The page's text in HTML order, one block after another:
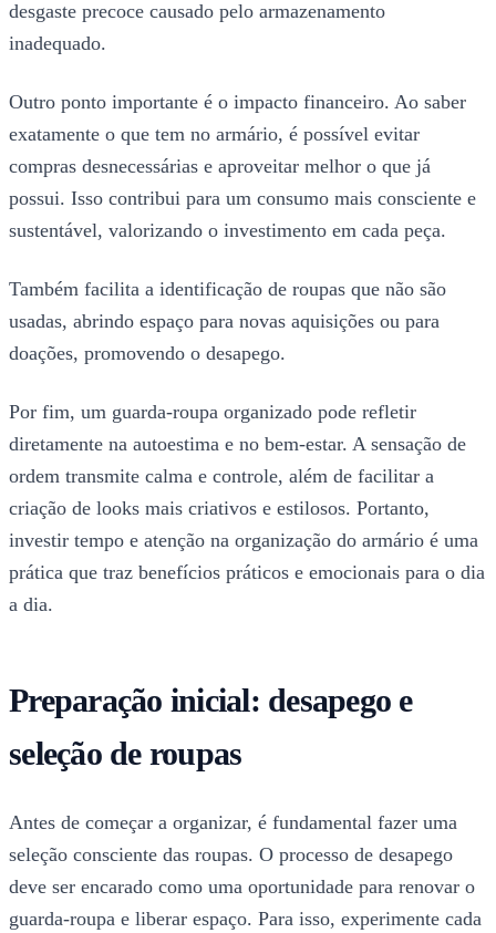
desgaste precoce causado pelo armazenamento
inadequado.
Outro ponto importante é o impacto financeiro. Ao saber
exatamente o que tem no armário, é possível evitar
compras desnecessárias e aproveitar melhor o que já
possui. Isso contribui para um consumo mais consciente e
sustentável, valorizando o investimento em cada peça.
Também facilita a identificação de roupas que não são
usadas, abrindo espaço para novas aquisições ou para
doações, promovendo o desapego.
Por fim, um guarda-roupa organizado pode refletir
diretamente na autoestima e no bem-estar. A sensação de
ordem transmite calma e controle, além de facilitar a
criação de looks mais criativos e estilosos. Portanto,
investir tempo e atenção na organização do armário é uma
prática que traz benefícios práticos e emocionais para o dia
a dia.
Preparação inicial: desapego e
seleção de roupas
Antes de começar a organizar, é fundamental fazer uma
seleção consciente das roupas. O processo de desapego
deve ser encarado como uma oportunidade para renovar o
guarda-roupa e liberar espaço. Para isso, experimente cada